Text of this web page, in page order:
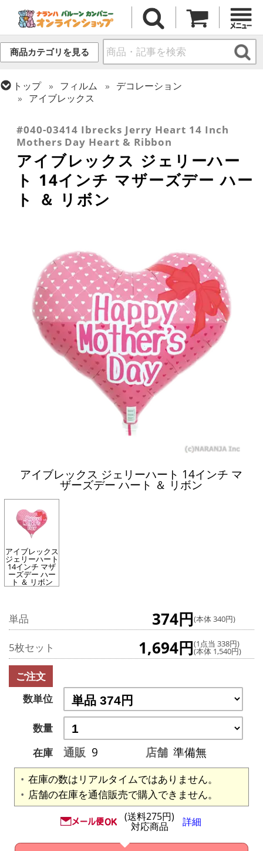
商品カテゴリを見る
トップ フィルム
デコレーション
アイブレックス
母の日・父の日
#040-03414 Ibrecks Jerry Heart 14 Inch
Mothers Day Heart & Ribbon
アイブレックス ジェリーハー
ト 14インチ マザーズデー ハー
ト ＆ リボン
アイブレックス ジェリーハート 14インチ マ
ザーズデー ハート ＆ リボン
アイブレックス
ジェリーハート
14インチ マザ
ーズデー ハー
ト ＆ リボン
単品 374円(本体 340円)
5枚セット 1,694円(1点当 338円)
(本体 1,540円)
ご注文
数単位
数量
在庫
通販 9 店舗 準備無
在庫の数はリアルタイムではありません。
店舗の在庫を通信販売で購入できません。
(送料275円)
対応商品 詳細